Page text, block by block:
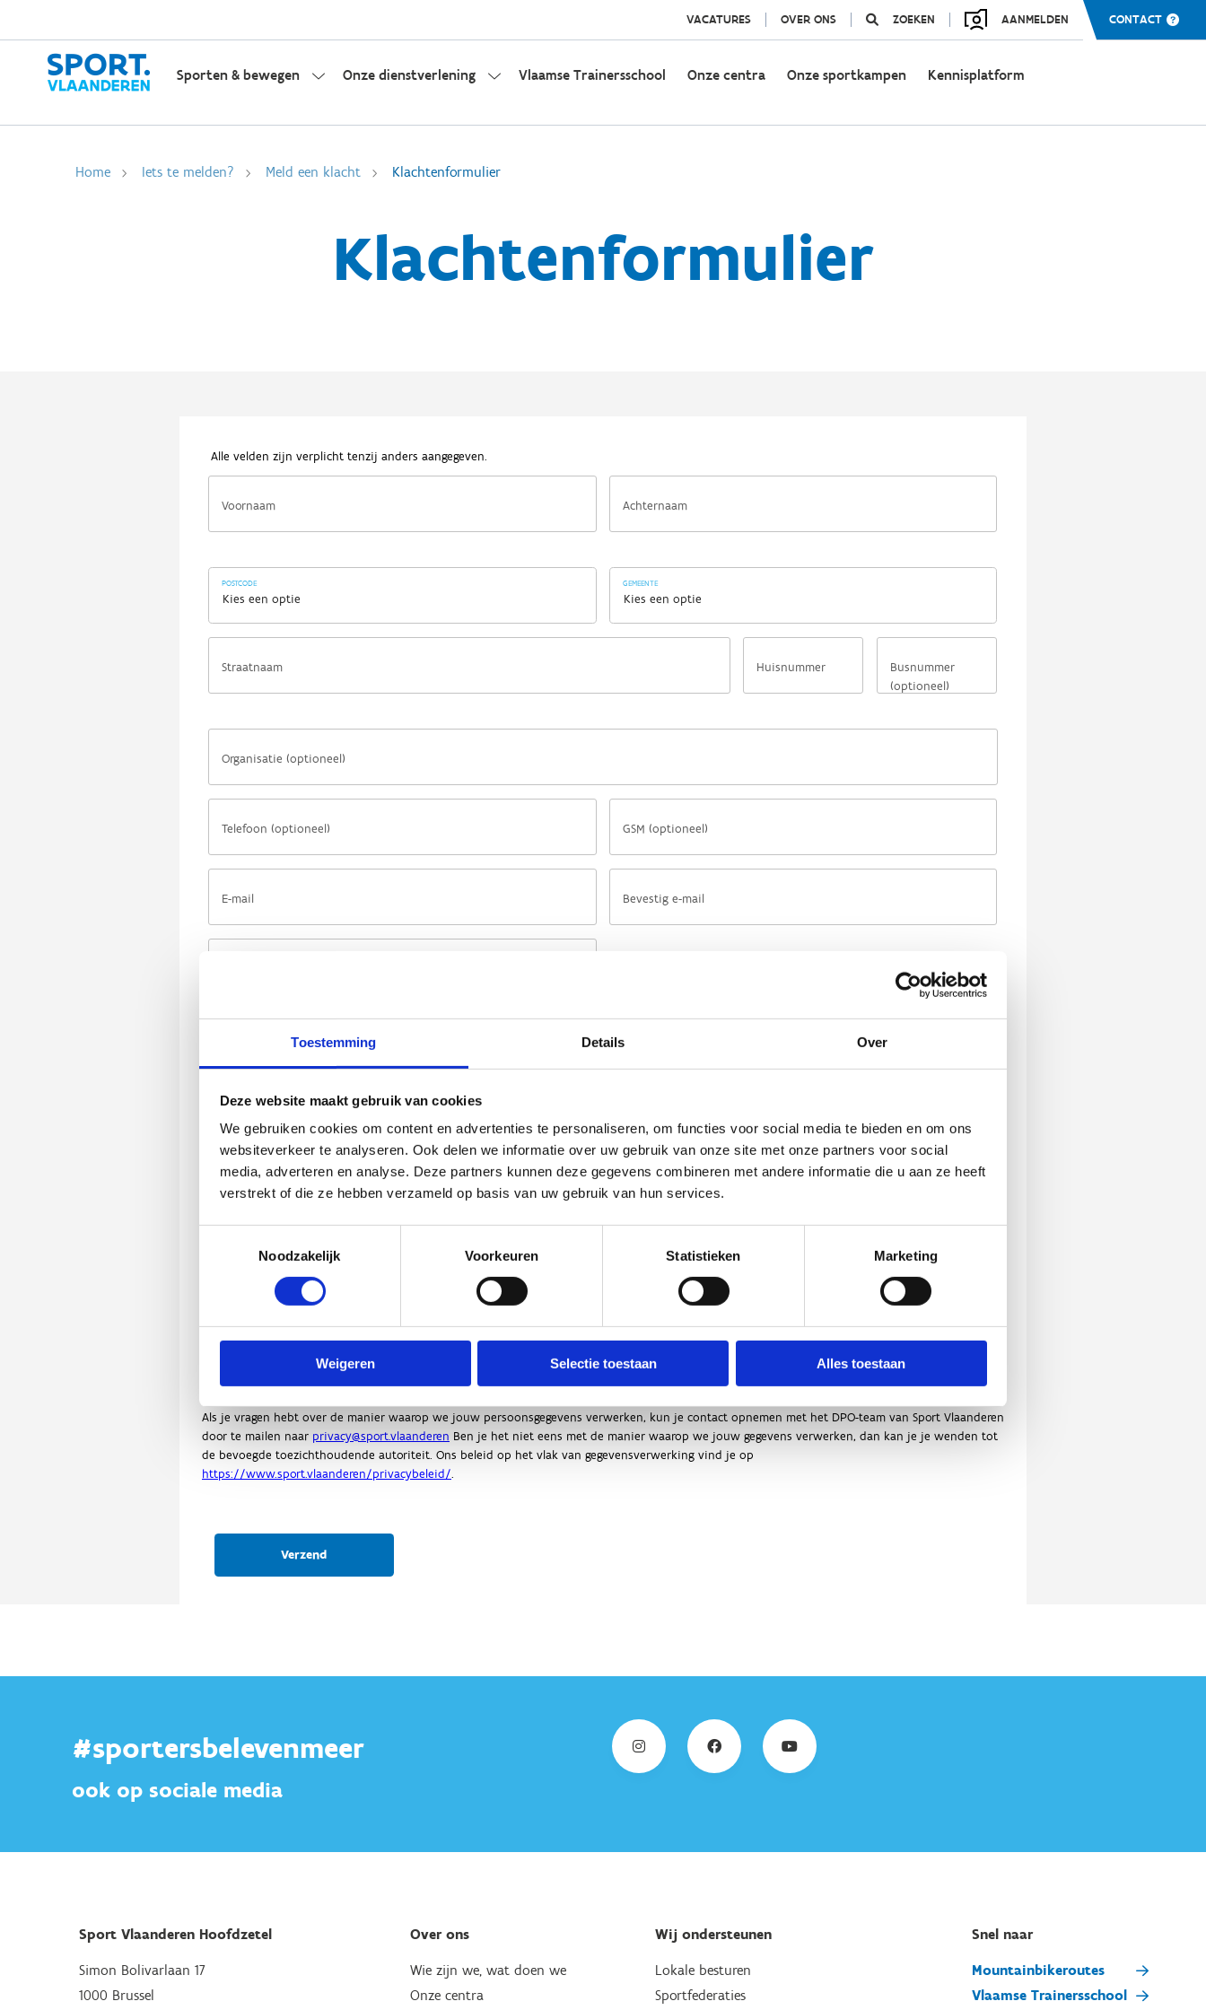
Toestemming Details Over
Deze website maakt gebruik van cookies
We gebruiken cookies om content en advertenties te personaliseren, om functies voor social media te bieden en om ons
websiteverkeer te analyseren. Ook delen we informatie over uw gebruik van onze site met onze partners voor social
media, adverteren en analyse. Deze partners kunnen deze gegevens combineren met andere informatie die u aan ze heeft
verstrekt of die ze hebben verzameld op basis van uw gebruik van hun services.
Noodzakelijk
Voorkeuren Statistieken Marketing
Weigeren Selectie toestaan Alles toestaan
VACATURES OVER ONS ZOEKEN AANMELDEN CONTACT
Sporten & bewegen Onze dienstverlening Vlaamse Trainersschool Onze centra Onze sportkampen Kennisplatform
Home Iets te melden? Meld een klacht Klachtenformulier
Klachtenformulier
#sportersbelevenmeer
ook op sociale media
Sport Vlaanderen Hoofdzetel
Simon Bolivarlaan 17
1000 Brussel
Over ons
Wie zijn we, wat doen we
Onze centra
Wij ondersteunen
Lokale besturen
Sportfederaties
Snel naar
Mountainbikeroutes
Vlaamse Trainersschool